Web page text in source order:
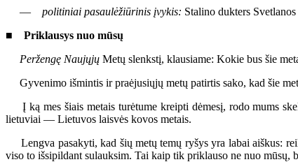
— politiniai pasaulėžiūrinis įvykis: Stalino dukters
■ Priklausys nuo mūsų
Peržengę Naujųjų Metų slenkstį, klausiame: Kokie bus šie
Gyvenimo išmintis ir praėjusiųjų metų patirtis sako, kad šie
Į ką mes šiais metais turėtume kreipti dėmesį, rodo mums
lietuviai — Lietuvos laisvės kovos metais.
Lengva pasakyti, kad šių metų temų ryšys yra labai aiškus:
viso to išsipildant sulauksim. Tai kaip tik priklauso ne nuo